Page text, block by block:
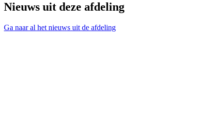
Nieuws uit deze afdeling
Ga naar al het nieuws uit de afdeling